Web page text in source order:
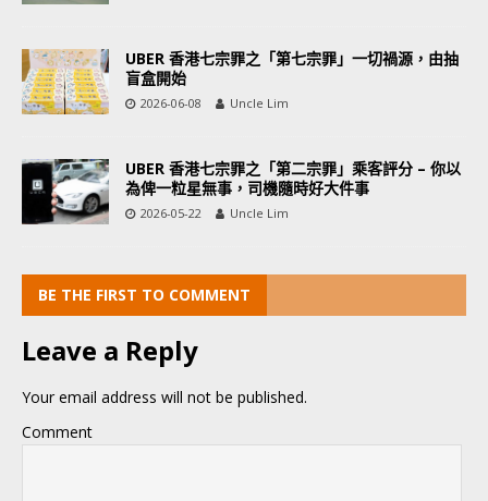
UBER 香港七宗罪之「第七宗罪」一切禍源，由抽
盲盒開始
2026-06-08 Uncle Lim
UBER 香港七宗罪之「第二宗罪」乘客評分 – 你以
為俾一粒星無事，司機隨時好大件事
2026-05-22 Uncle Lim
BE THE FIRST TO COMMENT
Leave a Reply
Your email address will not be published.
Comment